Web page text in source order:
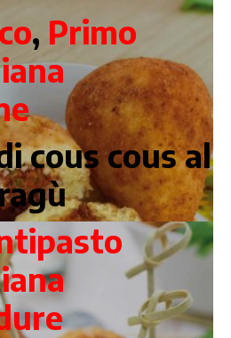
, Primo
cous cous al